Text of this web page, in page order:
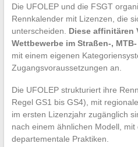
Die UFOLEP und die FSGT
Rennkalender mit Lizenzen, die
unterscheiden. Diese affinitären
Wettbewerbe im Straßen-,
mit einem eigenen
Zugangsvoraussetzungen an.
Die UFOLEP strukturiert ihre
Regel GS1 bis GS4), mit
im ersten Lizenzjahr zugänglich
nach einem ähnlichen Modell,
departementale Praktiken.